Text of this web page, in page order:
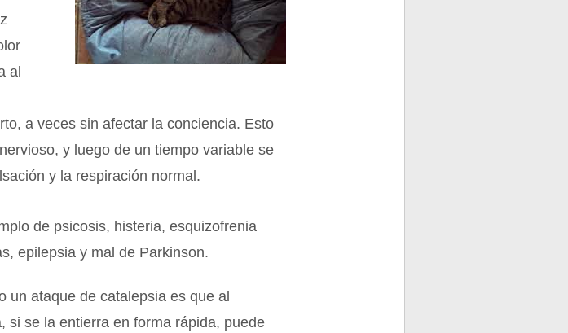
al
a veces sin afectar la conciencia. Esto
y luego de un tiempo variable se
y la respiración normal.
de psicosis, histeria, esquizofrenia
epilepsia y mal de Parkinson.
un ataque de catalepsia es que al
si se la entierra en forma rápida, puede